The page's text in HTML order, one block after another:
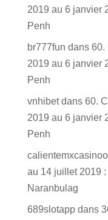
2019 au 6 janvier
Penh
br777fun dans 60.
2019 au 6 janvier
Penh
vnhibetdans 60.
2019 au 6 janvier
Penh
au 14 juillet 2019
Naranbulag
689slotappdans